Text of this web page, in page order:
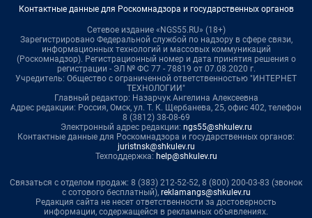
Контактные данные для Роскомнадзора и государственных органов
Сетевое издание «NGS55.RU» (18+)
Зарегистрировано Федеральной службой по надзору в сфере связи,
информационных технологий и массовых коммуникаций
(Роскомнадзор). Регистрационный номер и дата принятия решения о
регистрации - ЭЛ № ФС 77 - 78819 от 07.08.2020 г.
Учредитель: Общество с ограниченной ответственностью "ИНТЕРНЕТ
ТЕХНОЛОГИИ"
Главный редактор: Назарчук Ангелина Алексеевна
Адрес редакции: Россия, Омск, ул. Т. К. Щербанева, 25, офис 402, телефон
8 (3812) 38-08-69
Электронный адрес редакции: ngs55@shkulev.ru
Контактные данные для Роскомнадзора и государственных органов:
juristnsk@shkulev.ru
Техподдержка: help@shkulev.ru
Связаться с отделом продаж: 8 (383) 212-52-52, 8 (800) 200-03-83 (звонок
с сотового бесплатный), reklamangs@shkulev.ru
Редакция сайта не несет ответственности за достоверность
информации, содержащейся в рекламных объявлениях.